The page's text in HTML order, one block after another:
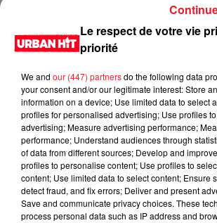
Dystinct - Yama
Le respect de votre vie
priorité
We and our (447) partnersdo the following data
your consent and/or our legitimate interest: Store
information on a device; Use limited data to select
profiles for personalised advertising; Use profiles
advertising; Measure advertising performance;
performance; Understand audiences through
of data from different sources; Develop and
profiles to personalise content; Use profiles to
content; Use limited data to select content; Ensure
detect fraud, and fix errors; Deliver and present
Save and communicate privacy choices. These
process personal data such as IP address and